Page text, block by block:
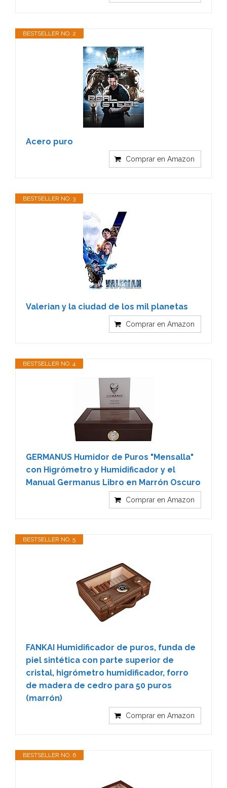
BESTSELLER NO. 2
Acero puro
Comprar en Amazon
BESTSELLER NO. 3
Valerian y la ciudad de los mil planetas
Comprar en Amazon
BESTSELLER NO. 4
GERMANUS Humidor de Puros "Mensalla"
con Higrómetro y Humidificador y el
Manual Germanus Libro en Marrón Oscuro
Comprar en Amazon
BESTSELLER NO. 5
FANKAI Humidificador de puros, funda de
piel sintética con parte superior de
cristal, higrómetro humidificador, forro
de madera de cedro para 50 puros
(marrón)
Comprar en Amazon
BESTSELLER NO. 6